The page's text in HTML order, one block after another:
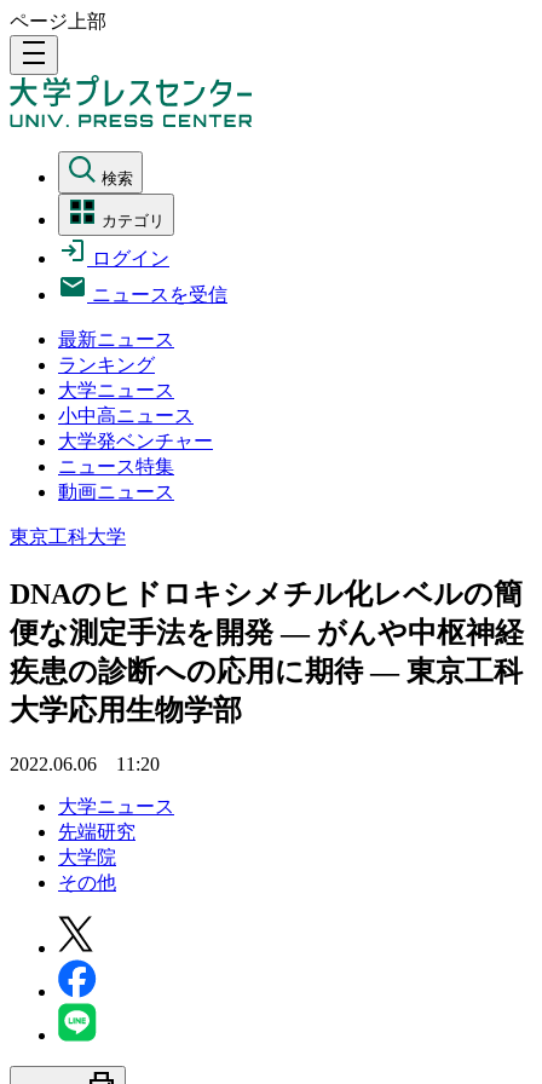
ページ上部
density_medium
検索
カテゴリ
ログイン
ニュースを受信
最新ニュース
ランキング
大学ニュース
小中高ニュース
大学発ベンチャー
ニュース特集
動画ニュース
東京工科大学
DNAのヒドロキシメチル化レベルの簡
便な測定手法を開発 — がんや中枢神経
疾患の診断への応用に期待 — 東京工科
大学応用生物学部
2022.06.06 11:20
大学ニュース
先端研究
大学院
その他